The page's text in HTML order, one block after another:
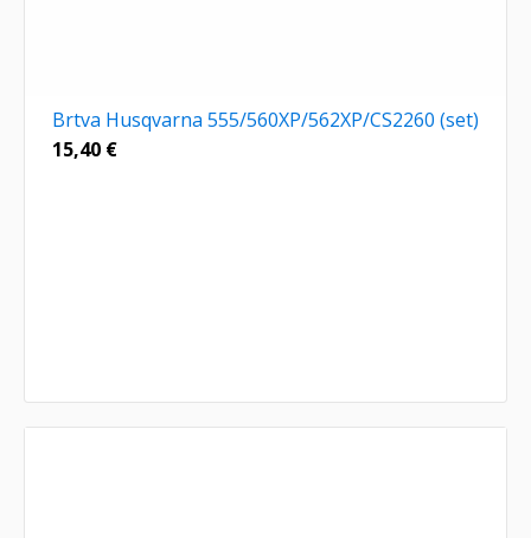
Brtva Husqvarna 555/560XP/562XP/CS2260 (set)
15,40 €